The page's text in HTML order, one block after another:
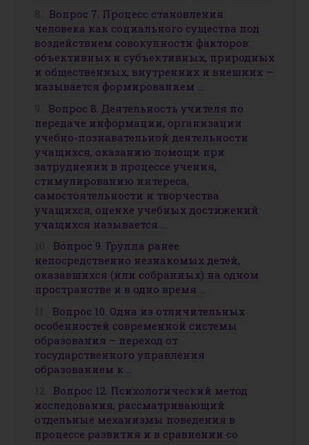
Вопрос 7. Процесс становления
человека как социального существа под
воздействием совокупности факторов:
объективных и субъективных, природных
и общественных, внутренних и внешних —
называется формированием …
Вопрос 8. Деятельность учителя по
передаче информации, организации
учебно-познавательной деятельности
учащихся, оказанию помощи при
затруднении в процессе учения,
стимулированию интереса,
самостоятельности и творчества
учащихся, оценке учебных достижений
учащихся называется …
Вопрос 9. Группа ранее
непосредственно незнакомых детей,
оказавшихся (или собранных) на одном
пространстве и в одно время …
Вопрос 10. Одна из отличительных
особенностей современной системы
образования – переход от
государственного управления
образованием к …
Вопрос 12. Психологический метод
исследования, рассматривающий
отдельные механизмы поведения в
процессе развития и в сравнении со